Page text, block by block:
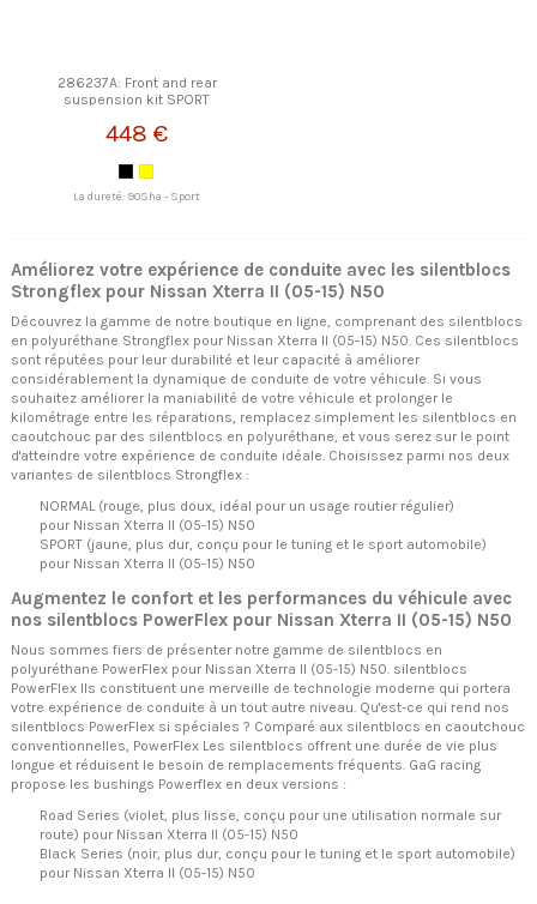
286237A: Front and rear
suspension kit SPORT
448 €
La dureté: 90Sha - Sport
Améliorez votre expérience de conduite avec les silentblocs
Strongflex pour Nissan Xterra II (05-15) N50
Découvrez la gamme de notre boutique en ligne, comprenant des silentblocs
en polyuréthane Strongflex pour Nissan Xterra II (05-15) N50. Ces silentblocs
sont réputées pour leur durabilité et leur capacité à améliorer
considérablement la dynamique de conduite de votre véhicule. Si vous
souhaitez améliorer la maniabilité de votre véhicule et prolonger le
kilométrage entre les réparations, remplacez simplement les silentblocs en
caoutchouc par des silentblocs en polyuréthane, et vous serez sur le point
d'atteindre votre expérience de conduite idéale. Choisissez parmi nos deux
variantes de silentblocs Strongflex :
NORMAL (rouge, plus doux, idéal pour un usage routier régulier)
pour Nissan Xterra II (05-15) N50
SPORT (jaune, plus dur, conçu pour le tuning et le sport automobile)
pour Nissan Xterra II (05-15) N50
Augmentez le confort et les performances du véhicule avec
nos silentblocs PowerFlex pour Nissan Xterra II (05-15) N50
Nous sommes fiers de présenter notre gamme de silentblocs en
polyuréthane PowerFlex pour Nissan Xterra II (05-15) N50. silentblocs
PowerFlex Ils constituent une merveille de technologie moderne qui portera
votre expérience de conduite à un tout autre niveau. Qu'est-ce qui rend nos
silentblocs PowerFlex si spéciales ? Comparé aux silentblocs en caoutchouc
conventionnelles, PowerFlex Les silentblocs offrent une durée de vie plus
longue et réduisent le besoin de remplacements fréquents. GaG racing
propose les bushings Powerflex en deux versions :
Road Series (violet, plus lisse, conçu pour une utilisation normale sur
route) pour Nissan Xterra II (05-15) N50
Black Series (noir, plus dur, conçu pour le tuning et le sport automobile)
pour Nissan Xterra II (05-15) N50